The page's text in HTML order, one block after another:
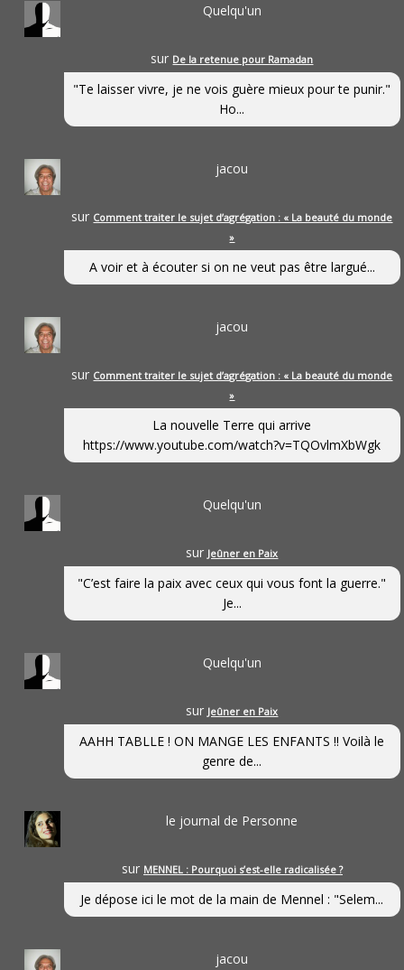
Quelqu'un
sur De la retenue pour Ramadan
"Te laisser vivre, je ne vois guère mieux pour te punir."
Ho...
jacou
sur Comment traiter le sujet d’agrégation : « La beauté du monde
»
A voir et à écouter si on ne veut pas être largué...
jacou
sur Comment traiter le sujet d’agrégation : « La beauté du monde
»
La nouvelle Terre qui arrive
https://www.youtube.com/watch?v=TQOvlmXbWgk
Quelqu'un
sur Jeûner en Paix
"C’est faire la paix avec ceux qui vous font la guerre."
Je...
Quelqu'un
sur Jeûner en Paix
AAHH TABLLE ! ON MANGE LES ENFANTS !! Voilà le
genre de...
le journal de Personne
sur MENNEL : Pourquoi s’est-elle radicalisée ?
Je dépose ici le mot de la main de Mennel : "Selem...
jacou